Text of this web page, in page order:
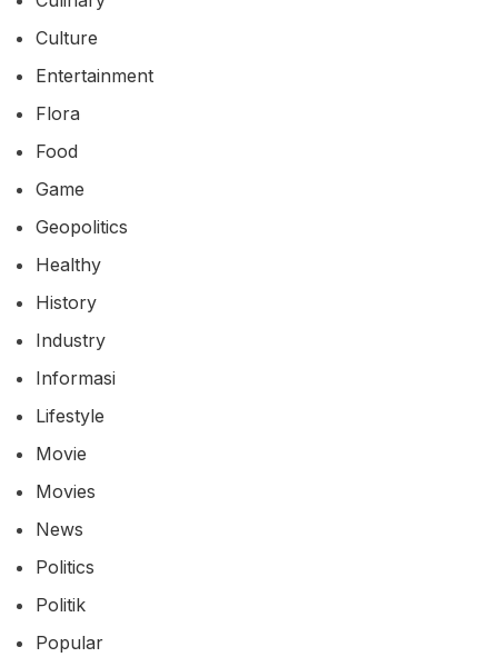
Culture
Entertainment
Flora
Food
Game
Geopolitics
Healthy
History
Industry
Informasi
Lifestyle
Movie
Movies
News
Politics
Politik
Popular